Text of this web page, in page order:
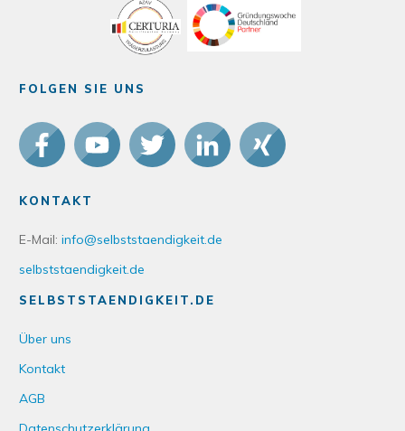
FOLGEN SIE UNS
KONTAKT
E-Mail: info@selbststaendigkeit.de
selbststaendigkeit.de
SELBSTSTAENDIGKEIT.DE
Über uns
Kontakt
AGB